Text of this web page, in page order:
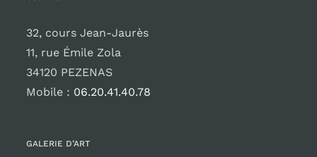
32, cours Jean-Jaurès
11, rue Émile Zola
34120 PEZENAS
Mobile : 06.20.41.40.78
GALERIE D’ART